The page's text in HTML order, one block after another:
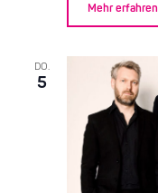
Mehr erfahren
DO.
5